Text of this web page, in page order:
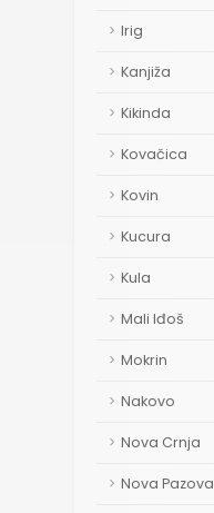
Irig
Kanjiža
Kikinda
Kovačica
Kovin
Kucura
Kula
Mali Iđoš
Mokrin
Nakovo
Nova Crnja
Nova Pazova